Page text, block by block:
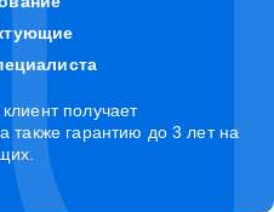
получает
также гарантию до 3 лет на